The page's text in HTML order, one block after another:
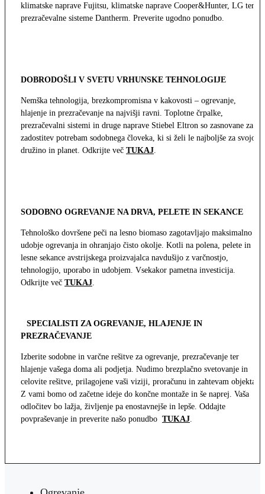
klimatske naprave Fujitsu, klimatske naprave Cooper&Hunter, LG ter
prezračevalne sisteme Dantherm. Preverite ugodno ponudbo.
DOBRODOŠLI V SVETU VRHUNSKE TEHNOLOGIJE
Nemška tehnologija, brezkompromisna v kakovosti – ogrevanje,
hlajenje in prezračevanje na najvišji ravni. Toplotne črpalke,
prezračevalni sistemi in druge naprave Stiebel Eltron so zasnovane za
zadostitev potrebam sodobnega človeka, ki si želi le najboljše za svojo
družino in planet. Odkrijte več TUKAJ
SODOBNO OGREVANJE NA DRVA, PELETE IN SEKANCE
Tehnološko dovršene peči na lesno biomaso zagotavljajo maksimalno
udobje ogrevanja in ohranjajo čisto okolje. Kotli na polena, pelete in
lesne sekance avstrijskega proizvajalca navdušijo z varčnostjo,
tehnologijo, uporabo in udobjem. Vsekakor pametna investicija.
Odkrijte več TUKAJ
SPECIALISTI ZA OGREVANJE, HLAJENJE IN
PREZRAČEVANJE
Izberite sodobne in varčne rešitve za ogrevanje, prezračevanje ter
hlajenje vašega doma ali podjetja. Nudimo brezplačno svetovanje in
celovite rešitve, prilagojene vaši viziji, proračunu in zahtevam objekta.
Z vami bomo od začetne ideje do končne montaže in še naprej. Vaša
odločitev bo lažja, življenje pa enostavnejše in lepše. Oddajte
povpraševanje in preverite našo ponudbo TUKAJ